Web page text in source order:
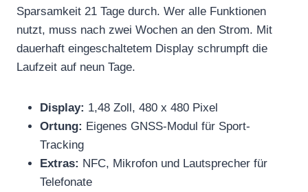
Sparsamkeit 21 Tage durch. Wer alle Funktionen
nutzt, muss nach zwei Wochen an den Strom. Mit
dauerhaft eingeschaltetem Display schrumpft die
Laufzeit auf neun Tage.
Display: 1,48 Zoll, 480 x 480 Pixel
Ortung: Eigenes GNSS-Modul für Sport-
Tracking
Extras: NFC, Mikrofon und Lautsprecher für
Telefonate